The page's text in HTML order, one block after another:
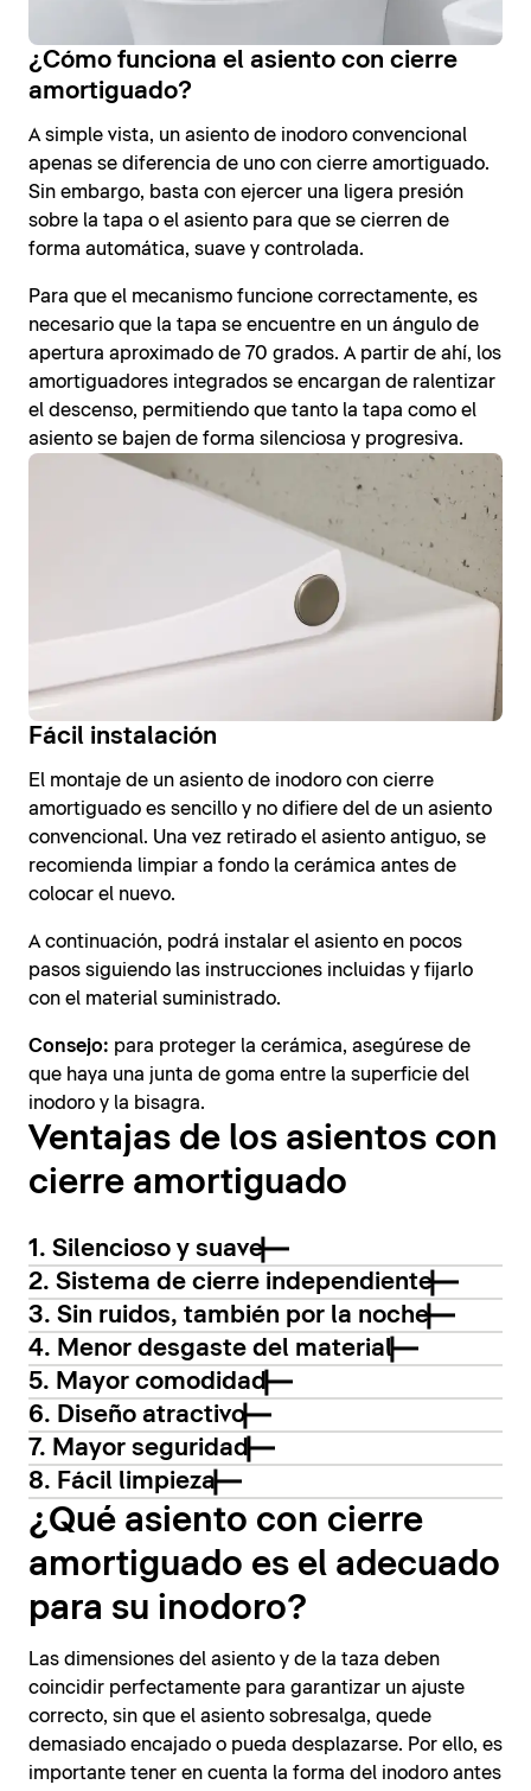
¿Cómo funciona el asiento con cierre
amortiguado?
A simple vista, un asiento de inodoro convencional
apenas se diferencia de uno con cierre amortiguado.
Sin embargo, basta con ejercer una ligera presión
sobre la tapa o el asiento para que se cierren de
forma automática, suave y controlada.
Para que el mecanismo funcione correctamente, es
necesario que la tapa se encuentre en un ángulo de
apertura aproximado de 70 grados. A partir de ahí, los
amortiguadores integrados se encargan de ralentizar
el descenso, permitiendo que tanto la tapa como el
asiento se bajen de forma silenciosa y progresiva.
Fácil instalación
El montaje de un asiento de inodoro con cierre
amortiguado es sencillo y no difiere del de un asiento
convencional. Una vez retirado el asiento antiguo, se
recomienda limpiar a fondo la cerámica antes de
colocar el nuevo.
A continuación, podrá instalar el asiento en pocos
pasos siguiendo las instrucciones incluidas y fijarlo
con el material suministrado.
Consejo: para proteger la cerámica, asegúrese de
que haya una junta de goma entre la superficie del
inodoro y la bisagra.
Ventajas de los asientos con
cierre amortiguado
1. Silencioso y suave
2. Sistema de cierre independiente
3. Sin ruidos, también por la noche
4. Menor desgaste del material
5. Mayor comodidad
6. Diseño atractivo
7. Mayor seguridad
8. Fácil limpieza
¿Qué asiento con cierre
amortiguado es el adecuado
para su inodoro?
Las dimensiones del asiento y de la taza deben
coincidir perfectamente para garantizar un ajuste
correcto, sin que el asiento sobresalga, quede
demasiado encajado o pueda desplazarse. Por ello, es
importante tener en cuenta la forma del inodoro antes